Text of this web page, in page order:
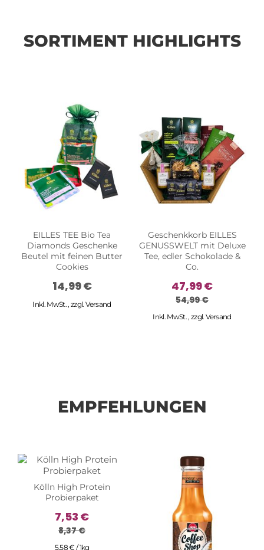
SORTIMENT HIGHLIGHTS
EILLES TEE Bio Tea
Diamonds Geschenke
Beutel mit feinen Butter
Cookies
14,99 €
Inkl. MwSt. ,zzgl.Versand
Geschenkkorb EILLES
GENUSSWELT mit Deluxe
Tee, edler Schokolade &
Co.
47,99 €
54,99 €
Inkl. MwSt. ,zzgl.Versand
EMPFEHLUNGEN
Kölln High Protein
Probierpaket
7,53 €
8,37 €
5,58 € / 1kg